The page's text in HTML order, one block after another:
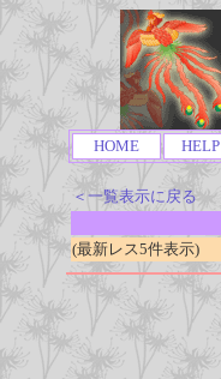
HOME HELP
＜一覧表示に戻る
(最新レス5件表示)